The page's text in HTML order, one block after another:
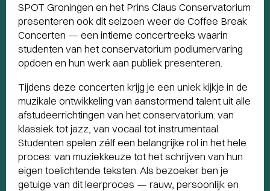
SPOT Groningen en het Prins Claus Conservatorium
presenteren ook dit seizoen weer de Coffee Break
Concerten — een intieme concertreeks waarin
studenten van het conservatorium podiumervaring
opdoen en hun werk aan publiek presenteren.
Tijdens deze concerten krijg je een uniek kijkje in de
muzikale ontwikkeling van aanstormend talent uit alle
afstudeerrichtingen van het conservatorium: van
klassiek tot jazz, van vocaal tot instrumentaal.
Studenten spelen zélf een belangrijke rol in het hele
proces: van muziekkeuze tot het schrijven van hun
eigen toelichtende teksten. Als bezoeker ben je
getuige van dit leerproces — rauw, persoonlijk en